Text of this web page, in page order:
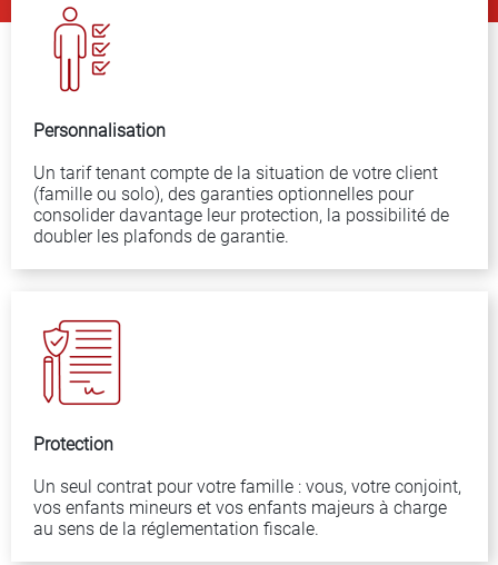
Personnalisation
Un tarif tenant compte de la situation de votre client
(famille ou solo), des garanties optionnelles pour
consolider davantage leur protection, la possibilité de
doubler les plafonds de garantie.
Protection
Un seul contrat pour votre famille : vous, votre conjoint,
vos enfants mineurs et vos enfants majeurs à charge
au sens de la réglementation fiscale.